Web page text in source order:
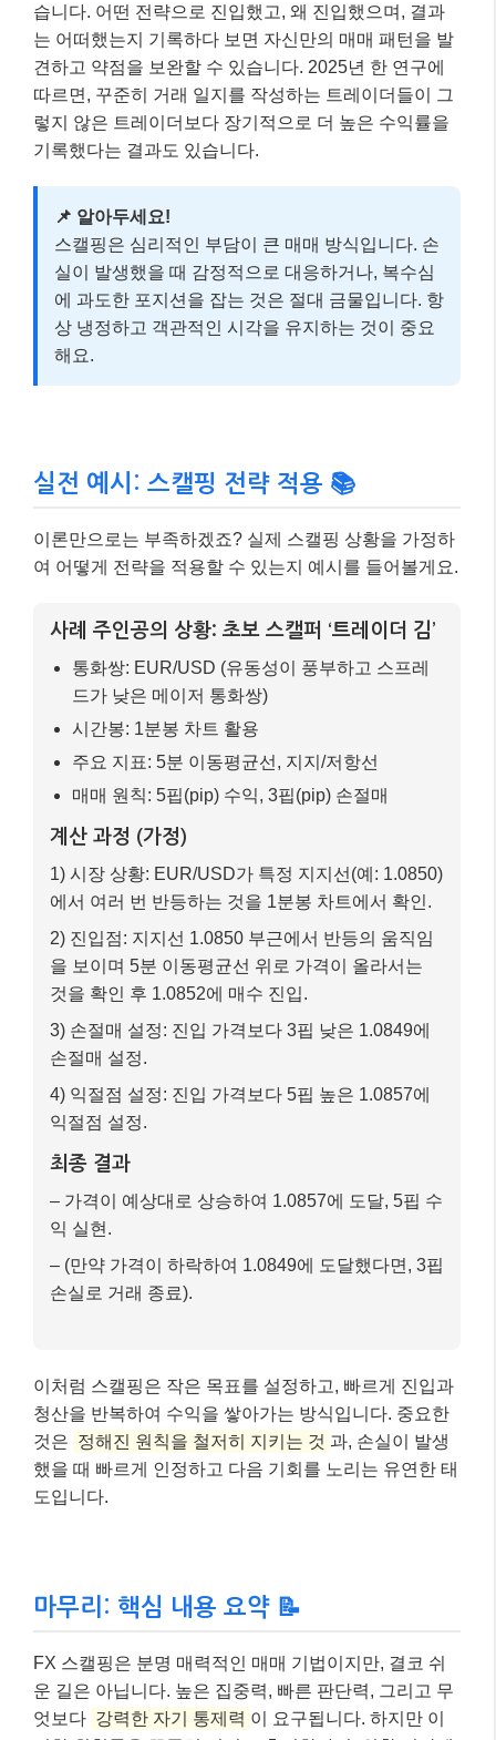
습니다. 어떤 전략으로 진입했고, 왜 진입했으며, 결과
는 어떠했는지 기록하다 보면 자신만의 매매 패턴을 발
견하고 약점을 보완할 수 있습니다. 2025년 한 연구에
따르면, 꾸준히 거래 일지를 작성하는 트레이더들이 그
렇지 않은 트레이더보다 장기적으로 더 높은 수익률을
기록했다는 결과도 있습니다.
📌 알아두세요!
스캘핑은 심리적인 부담이 큰 매매 방식입니다. 손
실이 발생했을 때 감정적으로 대응하거나, 복수심
에 과도한 포지션을 잡는 것은 절대 금물입니다. 항
상 냉정하고 객관적인 시각을 유지하는 것이 중요
해요.
실전 예시: 스캘핑 전략 적용 📚
이론만으로는 부족하겠죠? 실제 스캘핑 상황을 가정하
여 어떻게 전략을 적용할 수 있는지 예시를 들어볼게요.
사례 주인공의 상황: 초보 스캘퍼 ‘트레이더 김’
통화쌍: EUR/USD (유동성이 풍부하고 스프레
드가 낮은 메이저 통화쌍)
시간봉: 1분봉 차트 활용
주요 지표: 5분 이동평균선, 지지/저항선
매매 원칙: 5핍(pip) 수익, 3핍(pip) 손절매
계산 과정 (가정)
1) 시장 상황: EUR/USD가 특정 지지선(예: 1.0850)
에서 여러 번 반등하는 것을 1분봉 차트에서 확인.
2) 진입점: 지지선 1.0850 부근에서 반등의 움직임
을 보이며 5분 이동평균선 위로 가격이 올라서는
것을 확인 후 1.0852에 매수 진입.
3) 손절매 설정: 진입 가격보다 3핍 낮은 1.0849에
손절매 설정.
4) 익절점 설정: 진입 가격보다 5핍 높은 1.0857에
익절점 설정.
최종 결과
– 가격이 예상대로 상승하여 1.0857에 도달, 5핍 수
익 실현.
– (만약 가격이 하락하여 1.0849에 도달했다면, 3핍
손실로 거래 종료).
이처럼 스캘핑은 작은 목표를 설정하고, 빠르게 진입과
청산을 반복하여 수익을 쌓아가는 방식입니다. 중요한
것은 정해진 원칙을 철저히 지키는 것 과, 손실이 발생
했을 때 빠르게 인정하고 다음 기회를 노리는 유연한 태
도입니다.
마무리: 핵심 내용 요약 📝
FX 스캘핑은 분명 매력적인 매매 기법이지만, 결코 쉬
운 길은 아닙니다. 높은 집중력, 빠른 판단력, 그리고 무
엇보다 강력한 자기 통제력 이 요구됩니다. 하지만 이